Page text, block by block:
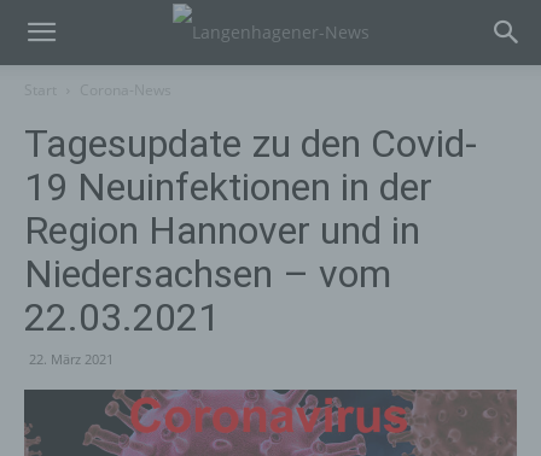
Tagesupdate zu den Covid-
19 Neuinfektionen in der
Region Hannover und in
Niedersachsen – vom
22.03.2021
22. März 2021